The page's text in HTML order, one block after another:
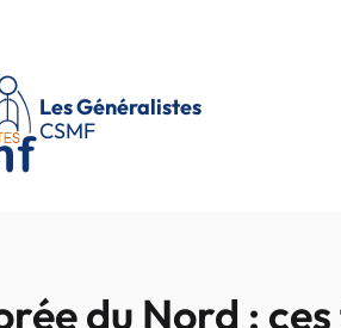
Les Généralistes
CSMF
du Nord :